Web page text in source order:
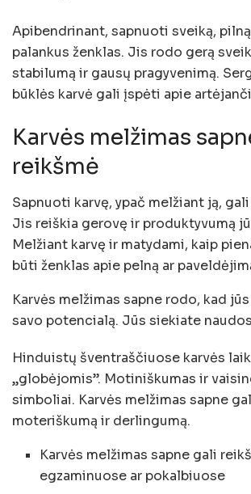
Apibendrinant, sapnuoti sveiką, pilną
palankus ženklas. Jis rodo gerą
stabilumą ir gausų pragyvenimą.
būklės karvė gali įspėti apie
Karvės melžimas
reikšmė
Sapnuoti karvę, ypač melžiant ją,
Jis reiškia gerovę ir produktyvumą
Melžiant karvę ir matydami, kaip
būti ženklas apie pelną ar
Karvės melžimas sapne rodo, kad
savo potencialą. Jūs siekiate
Hinduistų šventraščiuose karvės
„globėjomis”. Motiniškumas ir
simboliai. Karvės melžimas sapne
moteriškumą ir derlingumą.
Karvės melžimas sapne gali
egzaminuose ar pokalbiuose